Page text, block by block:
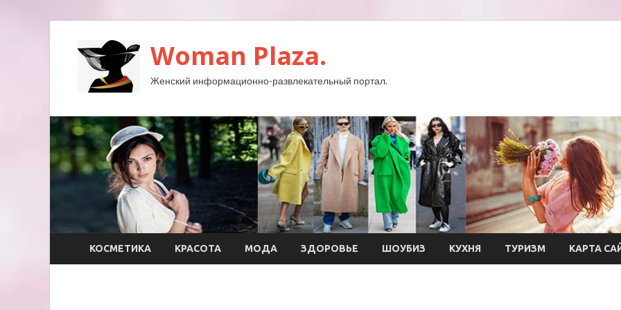
Woman Plaza.
Женский информационно-развлекательный портал.
КОСМЕТИКА КРАСОТА МОДА ЗДОРОВЬЕ ШОУБИЗ КУХНЯ ТУРИЗМ КАРТА